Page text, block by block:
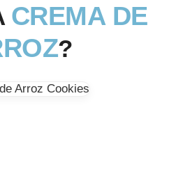
CREMA DE
?